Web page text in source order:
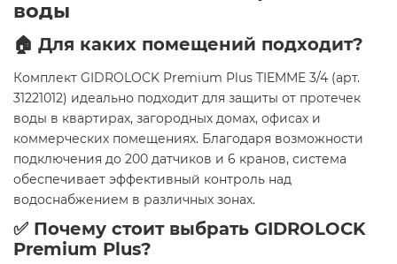
воды
🏠 Для каких помещений подходит?
Комплект GIDROLOCK Premium Plus TIEMME 3/4 (арт.
31221012) идеально подходит для защиты от протечек
воды в квартирах, загородных домах, офисах и
коммерческих помещениях. Благодаря возможности
подключения до 200 датчиков и 6 кранов, система
обеспечивает эффективный контроль над
водоснабжением в различных зонах.
✅ Почему стоит выбрать GIDROLOCK
Premium Plus?